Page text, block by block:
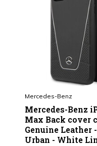
Mercedes-Benz
Mercedes-Benz
Max Back cover
Genuine Leather
Urban - White